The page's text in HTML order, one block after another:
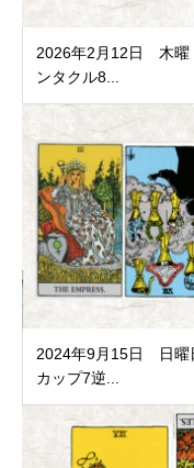
2026年2月12日 木
ンタクル8...
2024年9月15日 日
カップ7逆...